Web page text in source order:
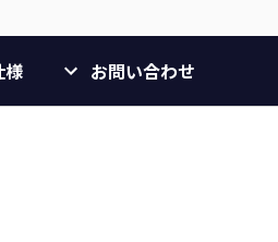
様 お問い合わせ